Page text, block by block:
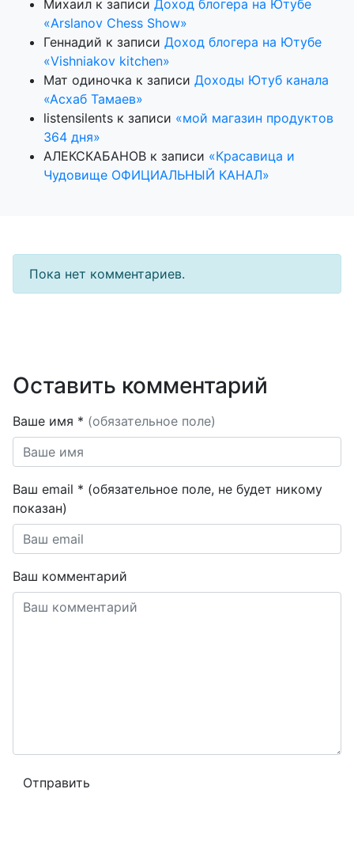
Михаил к записи Доход блогера на Ютубе
«Arslanov Chess Show»
Геннадий к записи Доход блогера на Ютубе
«Vishniakov kitchen»
Мат одиночка к записи Доходы Ютуб канала
«Асхаб Тамаев»
listensilents к записи «мой магазин продуктов
364 дня»
АЛЕКСКАБАНОВ к записи «Красавица и
Чудовище ОФИЦИАЛЬНЫЙ КАНАЛ»
Пока нет комментариев.
Оставить комментарий
Ваше имя * (обязательное поле)
Ваш email * (обязательное поле, не будет никому
показан)
Ваш комментарий